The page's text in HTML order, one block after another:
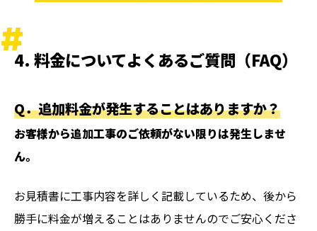
4. 料金についてよくあるご質問（FAQ）
Q．追加料金が発生することはありますか？
お客様から追加工事のご依頼がない限りは発生しませ
ん。
お見積書に工事内容を詳しく記載しているため、後から
勝手に料金が増えることはありませんのでご安心くださ